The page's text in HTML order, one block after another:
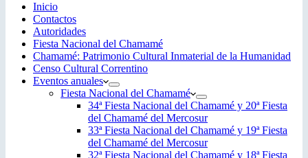
Inicio
Contactos
Autoridades
Fiesta Nacional del Chamamé
Chamamé: Patrimonio Cultural Inmaterial de la Humanidad
Censo Cultural Correntino
Eventos anuales
Fiesta Nacional del Chamamé
34ª Fiesta Nacional del Chamamé y 20ª Fiesta
del Chamamé del Mercosur
33ª Fiesta Nacional del Chamamé y 19ª Fiesta
del Chamamé del Mercosur
32ª Fiesta Nacional del Chamamé y 18ª Fiesta